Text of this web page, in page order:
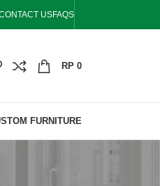
USFAQS
RP 0
FURNITURE